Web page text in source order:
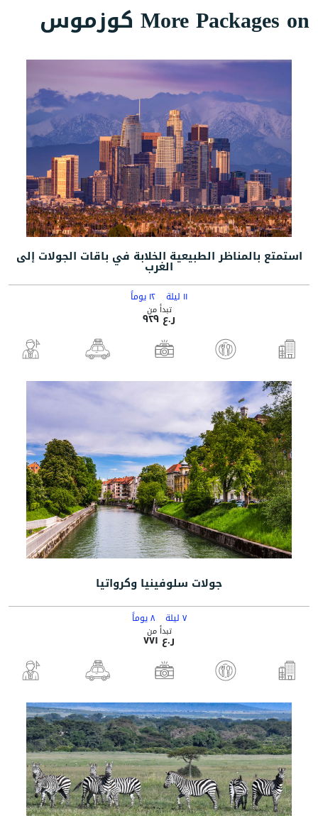
More Packages on كوزموس
استمتع بالمناظر الطبيعية الخلابة في باقات الجولات إلى
الغرب
١١ ليلة ١٢ يوماً
تبدأ من
ر.ع ٩٢٩
جولات سلوفينيا وكرواتيا
٧ ليلة ٨ يوماً
تبدأ من
ر.ع ٧٧١